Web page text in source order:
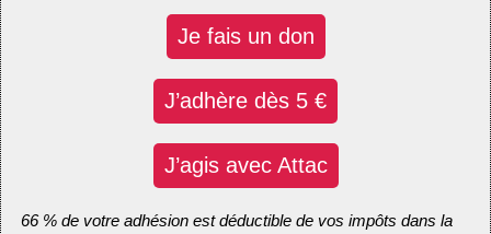
Je fais un don
J’adhère dès 5 €
J’agis avec Attac
66 % de votre adhésion est déductible de vos impôts dans la